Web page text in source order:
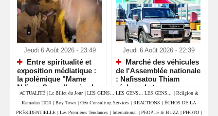
Jeudi 6 Août 2026 - 23:49
Entre spiritualité et
exposition médiatique :
la polémique "Mame
Ndiaye Savon" ravive le
débat sur le respect des
lieux saints
Jeudi 6 Août 2026 - 22:39
Marché des véhicules
de l'Assemblée nationale
: Nafissatou Thiam
réclame la transparence
et interpelle les députés
ACTUALITÉ | Le Billet du Jour | LES GENS... LES GENS... LES GENS... | Religion &
Ramadan 2020 | Boy Town | Géo Consulting Services | REACTIONS | ÉCHOS DE LA
PRÉSIDENTIELLE | Les Premières Tendances | International | PEOPLE & BUZZ | PHOTO |